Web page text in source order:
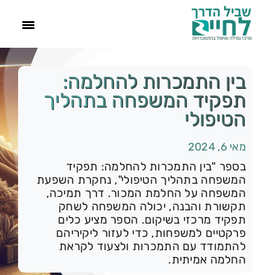
הסיפור שלנו
התמכרויות
תהליך הגמילה
עוד
צור קשר
בין התמכרות להחלמה:
תפקיד המשפחה בתהליך
הטיפולי
מאי 6, 2024
בספר "בין התמכרות להחלמה: תפקיד
המשפחה בתהליך הטיפולי", נחקרת השפעת
המשפחה על החלמת המכור. דרך תמיכה,
תקשורת והבנה, יכולה המשפחה לשחק
תפקיד מרכזי בשיקום. הספר מציע כלים
פרקטיים למשפחות, כדי לעזור ליקיריהם
להתמודד עם התמכרות ולצעוד לקראת
החלמה אמיתית.